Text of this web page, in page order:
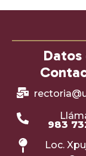
Datos
983
Loc.